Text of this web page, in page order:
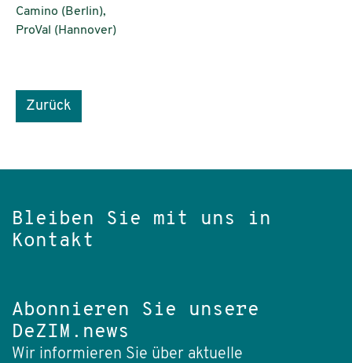
Camino (Berlin),
ProVal (Hannover)
Zurück
Bleiben Sie mit uns in
Kontakt
Abonnieren Sie unsere
DeZIM.news
Wir informieren Sie über aktuelle